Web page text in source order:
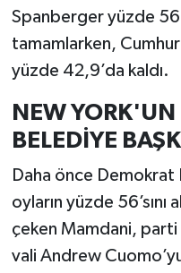
Spanberger yüzde
tamamlarken,
yüzde 42,9’da kaldı.
NEW
BELEDİYE
Daha önce Demokrat
oyların yüzde
çeken Mamdani, parti
vali Andrew